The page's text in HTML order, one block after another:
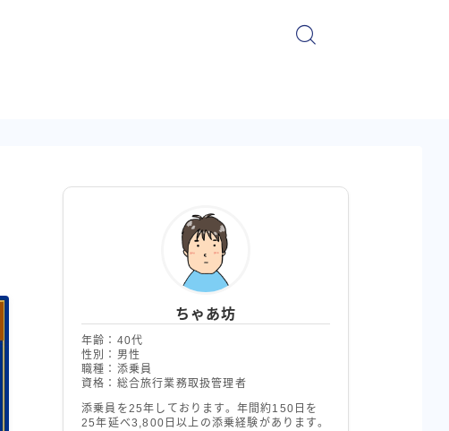
ちゃあ坊
年齢：40代
性別：男性
職種：添乗員
資格：総合旅行業務取扱管理者
添乗員を25年しております。年間約150日を
25年延べ3,800日以上の添乗経験があります。